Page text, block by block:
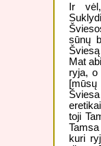
Ir
sūnų
Mat
ryja, o
toji
kuri